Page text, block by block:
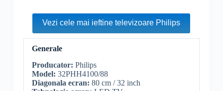
Vezi cele mai ieftine televizoare Philips
Generale
Producator: Philips
Model: 32PHH4100/88
Diagonala ecran: 80 cm / 32 inch